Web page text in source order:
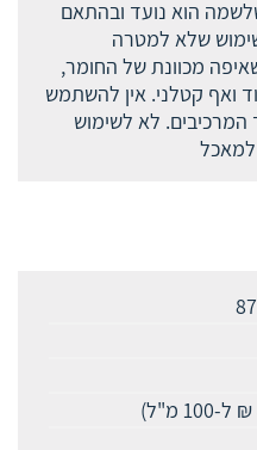
הוא נועד ובהתאם
שלא למטרה
מכוונת של החומר,
ואף קטלני. אין להשתמש
לא לשימוש
למאכל